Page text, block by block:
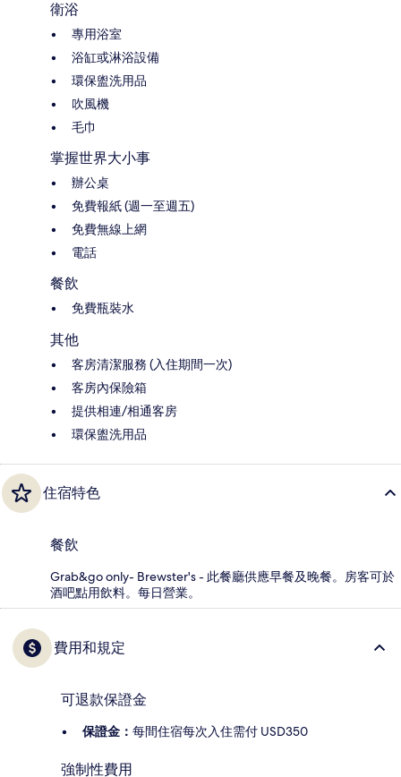
衛浴
專用浴室
浴缸或淋浴設備
環保盥洗用品
吹風機
毛巾
掌握世界大小事
辦公桌
免費報紙 (週一至週五)
免費無線上網
電話
餐飲
免費瓶裝水
其他
客房清潔服務 (入住期間一次)
客房內保險箱
提供相連/相通客房
環保盥洗用品
住宿特色
餐飲
Grab&go only- Brewster's - 此餐廳供應早餐及晚餐。房客可於
酒吧點用飲料。每日營業。
費用和規定
可退款保證金
保證金： 每間住宿每次入住需付 USD350
強制性費用